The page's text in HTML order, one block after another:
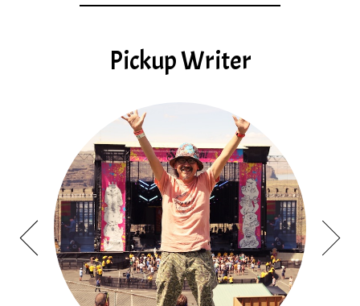
Pickup Writer